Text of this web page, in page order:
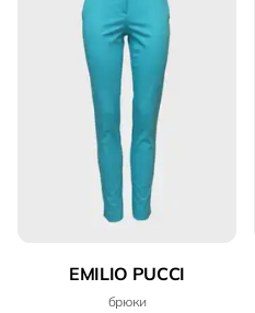
EMILIO PUCCI
брюки